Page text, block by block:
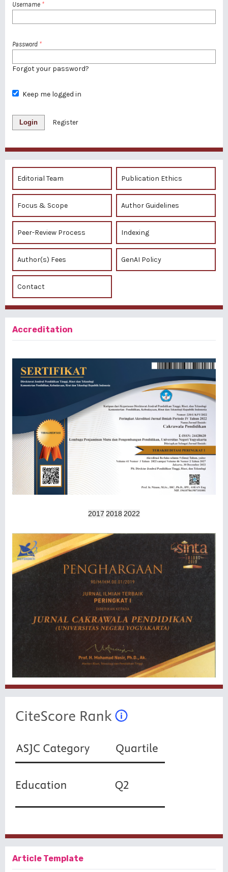
Username *
Password *
Forgot your password?
Keep me logged in
Login Register
Editorial Team Publication Ethics
Focus & Scope Author Guidelines
Peer-Review Process Indexing
Author(s) Fees GenAI Policy
Contact
Accreditation
2017 2018 2022
Article Template